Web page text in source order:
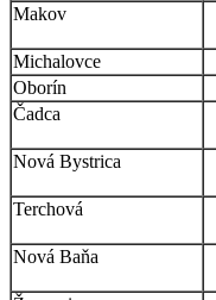
Makov
Michalovce
Oborín
Čadca
Nová Bystrica
Terchová
Nová Baňa